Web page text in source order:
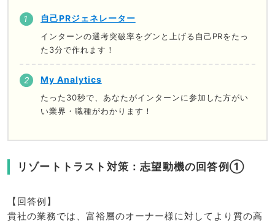
自己PRジェネレーター
インターンの選考突破率をグンと上げる自己PRをたっ
た3分で作れます！
My Analytics
たった30秒で、あなたがインターンに参加した方がい
い業界・職種がわかります！
リゾートトラスト対策：志望動機の回答例①
【回答例】
貴社の業務では、富裕層のオーナー様に対してより質の高